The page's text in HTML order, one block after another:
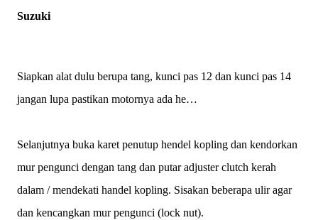
Suzuki
Siapkan alat dulu berupa tang, kunci pas 12 dan kunci pas 14
jangan lupa pastikan motornya ada he…
Selanjutnya buka karet penutup hendel kopling dan kendorkan
mur pengunci dengan tang dan putar adjuster clutch kerah
dalam / mendekati handel kopling. Sisakan beberapa ulir agar
dan kencangkan mur pengunci (lock nut).